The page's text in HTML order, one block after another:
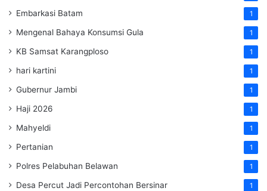
Embarkasi Batam 1
Mengenal Bahaya Konsumsi Gula 1
KB Samsat Karangploso 1
hari kartini 1
Gubernur Jambi 1
Haji 2026 1
Mahyeldi 1
Pertanian 1
Polres Pelabuhan Belawan 1
Desa Percut Jadi Percontohan Bersinar 1